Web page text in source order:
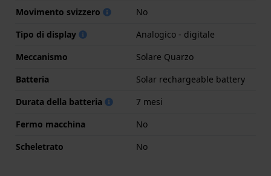
Movimento svizzero
No
Tipo di display
Analogico - digitale
Meccanismo
Solare Quarzo
Batteria
Solar rechargeable battery
Durata della batteria
7 mesi
Fermo macchina
No
Scheletrato
No